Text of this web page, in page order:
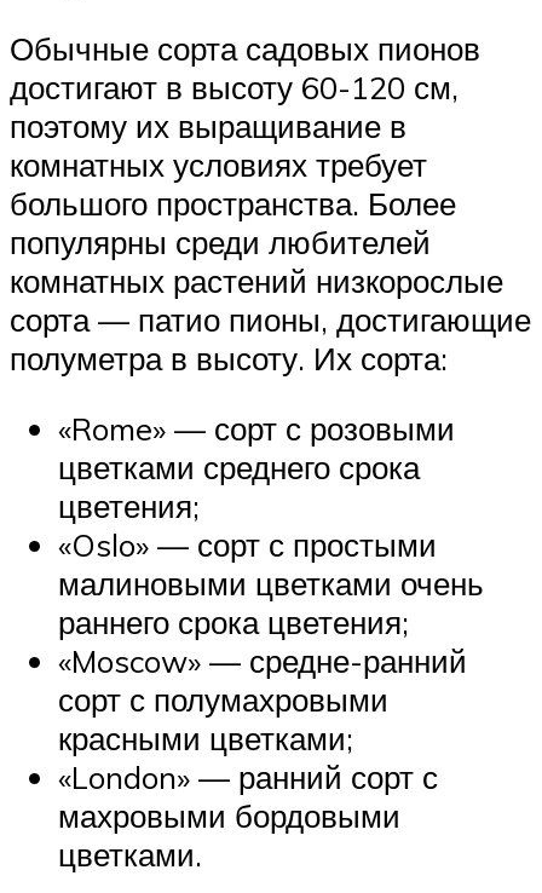
Обычные сорта садовых пионов
достигают в высоту 60-120 см,
поэтому их выращивание в
комнатных условиях требует
большого пространства. Более
популярны среди любителей
комнатных растений низкорослые
сорта — патио пионы, достигающие
полуметра в высоту. Их сорта:
«Rome» — сорт с розовыми
цветками среднего срока
цветения;
«Oslo» — сорт с простыми
малиновыми цветками очень
раннего срока цветения;
«Moscow» — средне-ранний
сорт с полумахровыми
красными цветками;
«London» — ранний сорт с
махровыми бордовыми
цветками.